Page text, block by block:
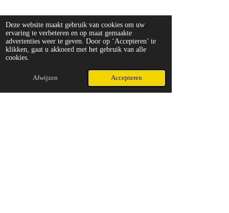
Deze website maakt gebruik van cookies om uw
ervaring te verbeteren en op maat gemaakte
advertenties weer te geven. Door op ‘Accepteren’ te
klikken, gaat u akkoord met het gebruik van alle
cookies.
Afwijzen Accepteren